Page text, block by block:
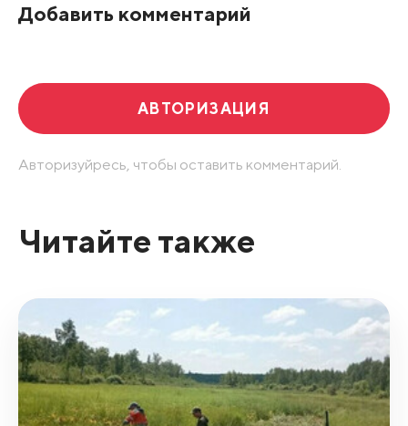
Добавить комментарий
АВТОРИЗАЦИЯ
Авторизуйресь, чтобы оставить комментарий.
Читайте также